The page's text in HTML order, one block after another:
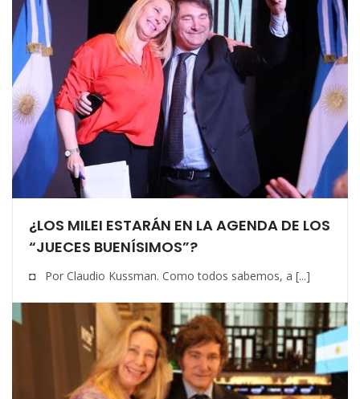
¿LOS MILEI ESTARÁN EN LA AGENDA DE LOS
“JUECES BUENÍSIMOS”?
◘ Por Claudio Kussman. Como todos sabemos, a [...]